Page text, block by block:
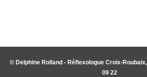
© Delphine Rolland - Réflexologue Croix-
09 22